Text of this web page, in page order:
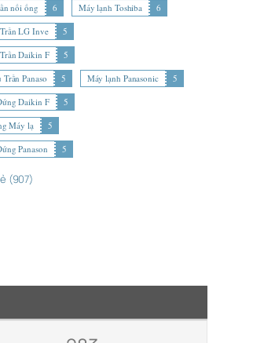
nối ống
6 Máy lạnh Toshiba
6
LG Inve
5
Daikin F
5
Panaso
5 Máy lạnh Panasonic
5
Daikin F
5
Máy lạ
5
Panason
5
(907)